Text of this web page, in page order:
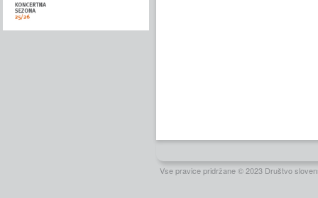
Vse pravice pridržane © 2023 Društvo